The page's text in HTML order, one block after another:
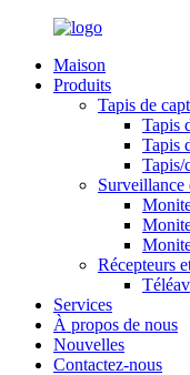
Maison
Produits
Tapis de
Tapis
Tapis
Tapis/
Surveillance
Récepteurs
Services
À propos de nous
Nouvelles
Contactez-nous